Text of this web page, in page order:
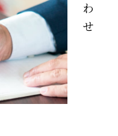
トサンプル